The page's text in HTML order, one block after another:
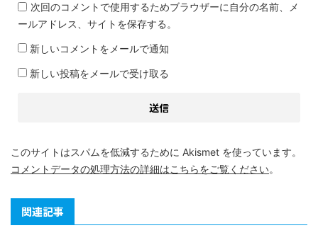
次回のコメントで使用するためブラウザーに自分の名前、メ
ールアドレス、サイトを保存する。
新しいコメントをメールで通知
新しい投稿をメールで受け取る
このサイトはスパムを低減するために Akismet を使っています。
コメントデータの処理方法の詳細はこちらをご覧ください。
関連記事